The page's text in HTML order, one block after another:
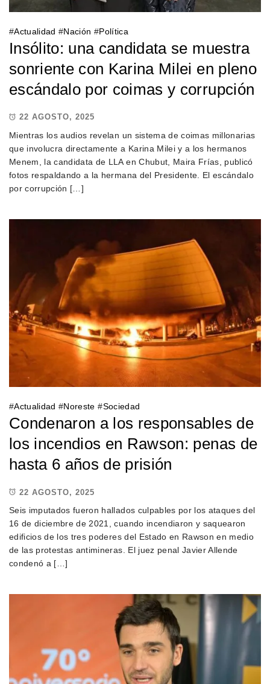
#Actualidad #Nación #Política
Insólito: una candidata se muestra
sonriente con Karina Milei en pleno
escándalo por coimas y corrupción
22 AGOSTO, 2025
Mientras los audios revelan un sistema de coimas millonarias
que involucra directamente a Karina Milei y a los hermanos
Menem, la candidata de LLA en Chubut, Maira Frías, publicó
fotos respaldando a la hermana del Presidente. El escándalo
por corrupción […]
#Actualidad #Noreste #Sociedad
Condenaron a los responsables de
los incendios en Rawson: penas de
hasta 6 años de prisión
22 AGOSTO, 2025
Seis imputados fueron hallados culpables por los ataques del
16 de diciembre de 2021, cuando incendiaron y saquearon
edificios de los tres poderes del Estado en Rawson en medio
de las protestas antimineras. El juez penal Javier Allende
condenó a […]